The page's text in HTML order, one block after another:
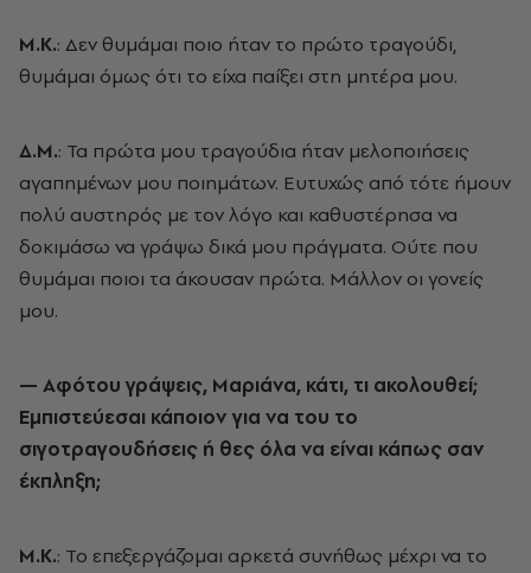
Μ.Κ.: Δεν θυμάμαι ποιο ήταν το πρώτο τραγούδι,
θυμάμαι όμως ότι το είχα παίξει στη μητέρα μου.
Δ.Μ.: Τα πρώτα μου τραγούδια ήταν μελοποιήσεις
αγαπημένων μου ποιημάτων. Ευτυχώς από τότε ήμουν
πολύ αυστηρός με τον λόγο και καθυστέρησα να
δοκιμάσω να γράψω δικά μου πράγματα. Ούτε που
θυμάμαι ποιοι τα άκουσαν πρώτα. Μάλλον οι γονείς
μου.
— Αφότου γράψεις, Μαριάνα, κάτι, τι ακολουθεί;
Εμπιστεύεσαι κάποιον για να του το
σιγοτραγουδήσεις ή θες όλα να είναι κάπως σαν
έκπληξη;
Μ.Κ.: Το επεξεργάζομαι αρκετά συνήθως μέχρι να το